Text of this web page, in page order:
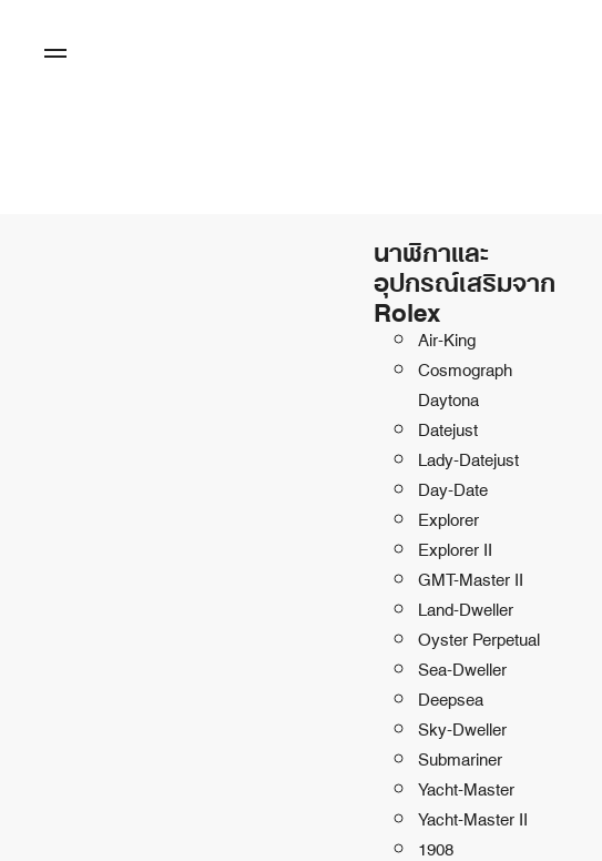
นาฬิกาและ
อุปกรณ์เสริมจาก
Rolex
Air-King
Cosmograph
Daytona
Datejust
Lady-Datejust
Day-Date
Explorer
Explorer II
GMT-Master II
Land-Dweller
Oyster Perpetual
Sea-Dweller
Deepsea
Sky-Dweller
Submariner
Yacht-Master
Yacht-Master II
1908